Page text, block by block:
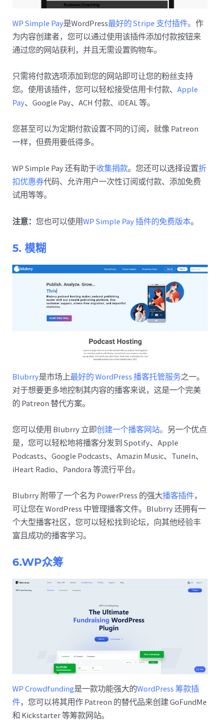
WP Simple Pay是WordPress最好的 Stripe 支付插件。作
为内容创建者，您可以通过使用该插件添加付款按钮来
通过您的网站获利，并且无需设置购物车。
只需将付款选项添加到您的网站即可让您的粉丝支持
您。使用该插件，您可以轻松接受信用卡付款、Apple
Pay、Google Pay、ACH 付款、iDEAL 等。
您甚至可以为定期付款设置不同的订阅，就像 Patreon
一样，但费用要低得多。
WP Simple Pay 还有助于收集捐款。您还可以选择设置折
扣优惠券代码、允许用户一次性订阅或付款、添加免费
试用等等。
注意：您也可以使用WP Simple Pay 插件的免费版本。
5. 模糊
Blubrry是市场上最好的 WordPress 播客托管服务之一。
对于想要更多地控制其内容的播客来说，这是一个完美
的 Patreon 替代方案。
您可以使用 Blubrry 立即创建一个播客网站。 另一个优点
是，您可以轻松地将播客分发到 Spotify、Apple
Podcasts、Google Podcasts、Amazin Music、TuneIn、
iHeart Radio、Pandora 等流行平台。
Blubrry 附带了一个名为 PowerPress 的强大播客插件，
可让您在 WordPress 中管理播客文件。Blubrry 还拥有一
个大型播客社区，您可以轻松找到论坛，向其他经验丰
富且成功的播客学习。
6.WP众筹
WP Crowdfunding是一款功能强大的WordPress 筹款插
件，您可以将其用作 Patreon 的替代品来创建 GoFundMe
和 Kickstarter 等筹款网站。